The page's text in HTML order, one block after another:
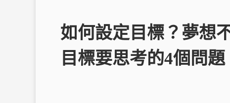
如何設定目標？夢想
目標要思考的4個問題